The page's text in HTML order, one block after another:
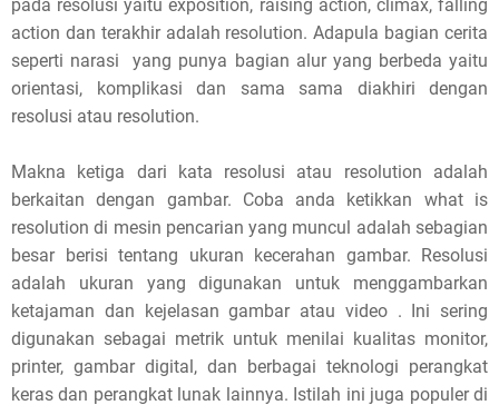
pada resolusi yaitu exposition, raising action, climax, falling
action dan terakhir adalah resolution. Adapula bagian cerita
seperti narasi yang punya bagian alur yang berbeda yaitu
orientasi, komplikasi dan sama sama diakhiri dengan
resolusi atau resolution.
Makna ketiga dari kata resolusi atau resolution adalah
berkaitan dengan gambar. Coba anda ketikkan what is
resolution di mesin pencarian yang muncul adalah sebagian
besar berisi tentang ukuran kecerahan gambar. Resolusi
adalah ukuran yang digunakan untuk menggambarkan
ketajaman dan kejelasan gambar atau video . Ini sering
digunakan sebagai metrik untuk menilai kualitas monitor,
printer, gambar digital, dan berbagai teknologi perangkat
keras dan perangkat lunak lainnya. Istilah ini juga populer di